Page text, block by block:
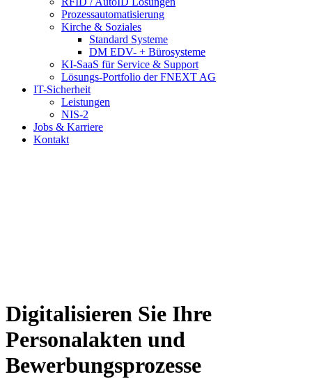
Prozessautomatisierung
Kirche & Soziales
Standard Systeme
DM EDV- + Bürosysteme
KI-SaaS für Service & Support
Lösungs-Portfolio der FNEXT AG
IT-Sicherheit
Leistungen
NIS-2
Jobs & Karriere
Kontakt
Digitalisieren Sie Ihre
Personalakten und
Bewerbungsprozesse